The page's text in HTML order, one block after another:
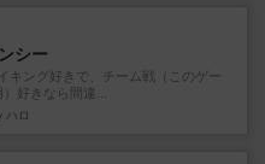
シー
キング好きで、チーム戦（このゲー
好きなら間違...
ハロ